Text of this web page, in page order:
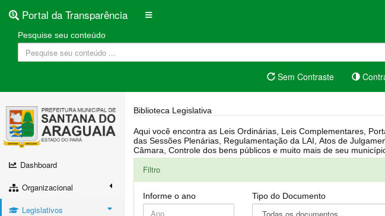
Portal da Transparência
Pesquise seu conteúdo
Sem Contraste
Dashboard
Organizacional
Legislativos
Biblioteca Legislativa
Aqui você encontra as Leis Ordinárias, Leis Complementares, Portarias, Decretos, Atas, PPA, LDO, LOA, RREO, Resoluções, RGF, Lei Orgânica, Regimento Interno, Pauta
das Sessões Plenárias, Regulamentação da LAI, Atos de Julgamento do Governo, Agenda Externa do presidente, Relatório do Controle Interno, Projetos em tramitação na
Câmara, Controle dos bens públicos e muito mais de seu
Filtro
Informe o ano Tipo do Documento